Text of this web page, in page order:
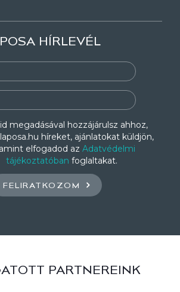
HÍRLEVÉL
megadásával hozzájárulsz ahhoz,
híreket, ajánlatokat küldjön,
elfogadod az Adatvédelmi
tájékoztatóban foglaltakat.
FELIRATKOZOM
PARTNEREINK